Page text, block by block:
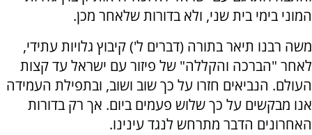
המוני בימי בית שני, ולא בדורות שלאחר מכן.
משה רבנו תיאר בתורה (דברים ל') קיבוץ גלויות עתידי,
לאחר "הברכה והקללה" של פיזור עם ישראל עד קצות
העולם. הנביאים חזרו על כך שוב ושוב, ובתפילת העמידה
אנו מבקשים על כך שלוש פעמים ביום. אך רק בדורות
האחרונים הדבר מתרחש לנגד עינינו.